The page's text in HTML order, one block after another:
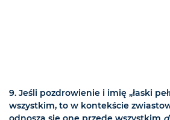
9. Jeśli pozdrowienie i imię „łaski
wszystkim, to w kontekście